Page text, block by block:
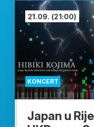
KONCERT
21.09. (21:00)
Japan u